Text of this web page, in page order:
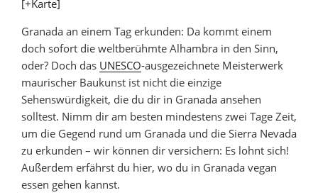
Granada an einem Tag erkunden: Da kommt einem
doch sofort die weltberühmte Alhambra in den Sinn,
oder? Doch das UNESCO-ausgezeichnete Meisterwerk
maurischer Baukunst ist nicht die einzige
Sehenswürdigkeit, die du dir in Granada ansehen
solltest. Nimm dir am besten mindestens zwei Tage Zeit,
um die Gegend rund um Granada und die Sierra Nevada
zu erkunden – wir können dir versichern: Es lohnt sich!
Außerdem erfährst du hier, wo du in Granada vegan
essen gehen kannst.